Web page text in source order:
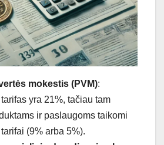
mokestis (PVM):
yra 21%, tačiau tam
ir paslaugoms taikomi
(9% arba 5%).